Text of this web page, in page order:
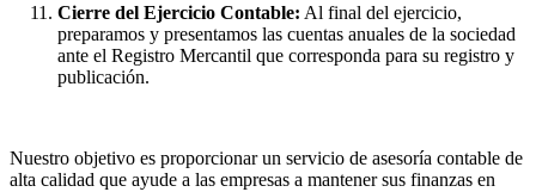
Cierre del Ejercicio Contable: Al final del ejercicio,
preparamos y presentamos las cuentas anuales de la sociedad
ante el Registro Mercantil que corresponda para su registro y
publicación.
Nuestro objetivo es proporcionar un servicio de asesoría contable de
alta calidad que ayude a las empresas a mantener sus finanzas en